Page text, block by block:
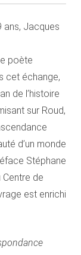
ans, Jacques
poète
cet échange,
de l’histoire
sur Roud,
d’un monde
Stéphane
de
est enrichi